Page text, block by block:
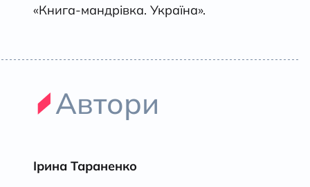
«Книга-мандрівка. Україна».
Автори
Ірина Тараненко